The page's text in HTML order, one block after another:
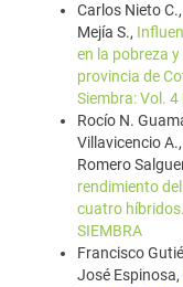
Carlos Nieto
Mejía S.,
en la pobreza
provincia de
Siembra: Vol.
Rocío N.
Villavicencio
Romero
rendimiento
cuatro híbridos.
SIEMBRA
Francisco
José Espinosa,